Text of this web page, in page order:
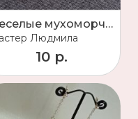
,,веселые мухоморчики,,
Людмила
10 р.